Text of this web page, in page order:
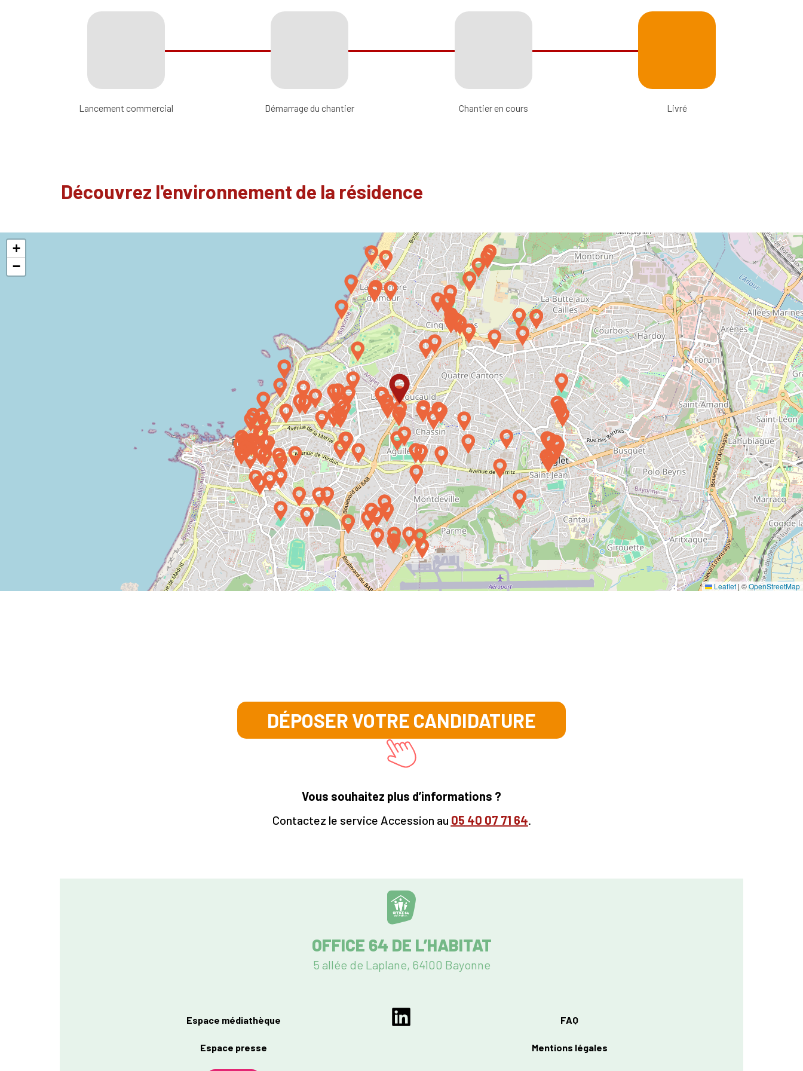
Lancement commercial Démarrage du chantier Chantier en cours Livré
Découvrez l'environnement de la résidence
+
−
Leaflet | ©OpenStreetMap
DÉPOSER VOTRE CANDIDATURE
Vous souhaitez plus d’informations ?
Contactez le service Accession au 05 40 07 71 64.
OFFICE 64 DE L’HABITAT
5 allée de Laplane, 64100 Bayonne
Espace médiathèque
Espace presse
FAQ
Mentions légales